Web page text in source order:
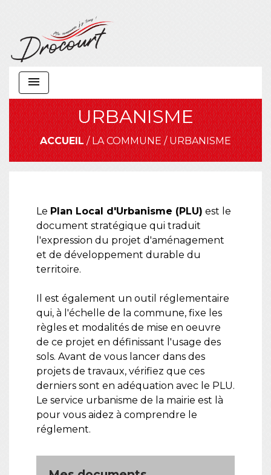
menu
URBANISME
ACCUEIL/LA COMMUNE/URBANISME
Le Plan Local d'Urbanisme (PLU) est le
document stratégique qui traduit
l'expression du projet d'aménagement
et de développement durable du
territoire.
Il est également un outil réglementaire
qui, à l'échelle de la commune, fixe les
règles et modalités de mise en oeuvre
de ce projet en définissant l'usage des
sols. Avant de vous lancer dans des
projets de travaux, vérifiez que ces
derniers sont en adéquation avec le PLU.
Le service urbanisme de la mairie est là
pour vous aidez à comprendre le
réglement.